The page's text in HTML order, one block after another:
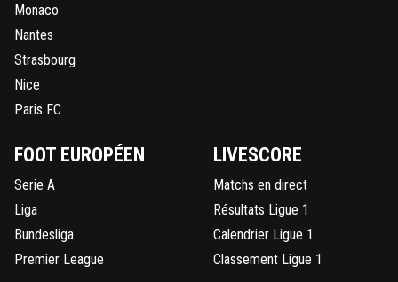
Monaco
Nantes
Strasbourg
Nice
Paris FC
FOOT EUROPÉEN
Serie A
Liga
Bundesliga
Premier League
LIVESCORE
Matchs en direct
Résultats Ligue 1
Calendrier Ligue 1
Classement Ligue 1